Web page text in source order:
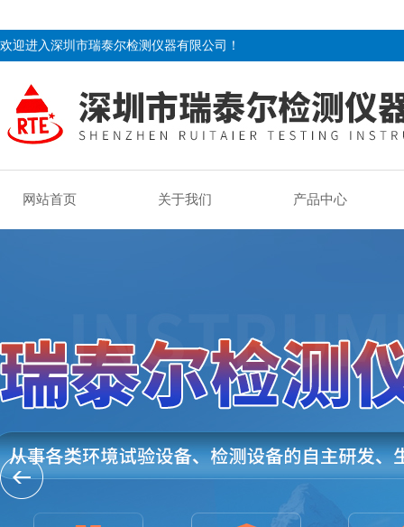
欢迎进入深圳市瑞泰尔检测仪器有限公司！
网站首页 关于我们 产品中心